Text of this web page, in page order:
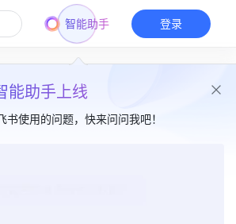
智能助手
能助手上线
书使用的问题，快来问问我吧！
登录